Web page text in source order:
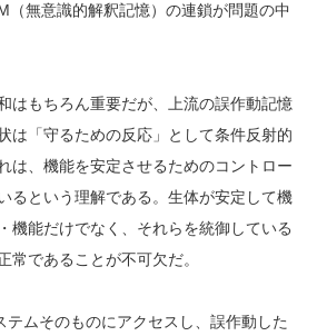
（無意識的解釈記憶）の連鎖が問題の中
はもちろん重要だが、上流の誤作動記憶
は「守るための反応」として条件反射的
は、機能を安定させるためのコントロー
るという理解である。生体が安定して機
機能だけでなく、それらを統御している
常であることが不可欠だ。
テムそのものにアクセスし、誤作動した